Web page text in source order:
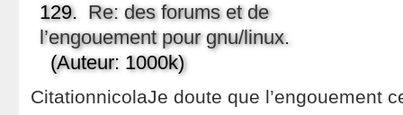
129. Re: des forums et de
l’engouement pour gnu/linux.
(Auteur: 1000k)
CitationnicolaJe doute que l’engouement